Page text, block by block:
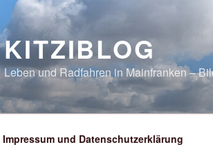
KITZIBLOG
Leben und Radfahren in Mainfranken –
Impressum und Datenschutzerklärung